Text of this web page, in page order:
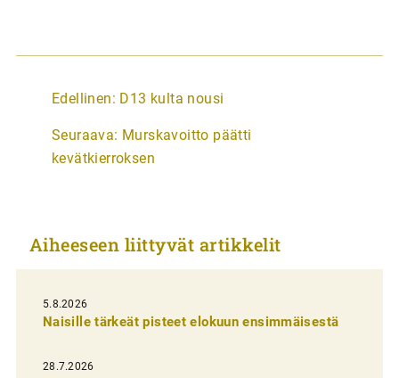
A
t
i
e
i
e
n
Edellinen: D13 kulta nousi
Seuraava: Murskavoitto päätti
kevätkierroksen
Aiheeseen liittyvät artikkelit
5.8.2026
Naisille tärkeät pisteet elokuun ensimmäisestä
28.7.2026